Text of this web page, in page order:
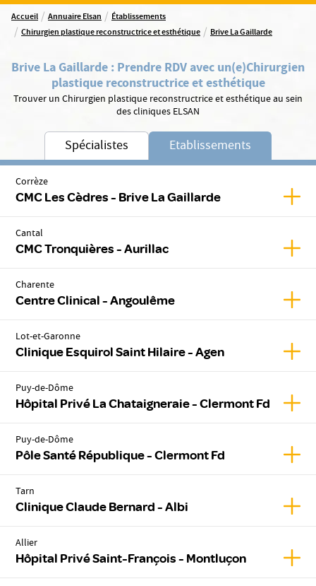
Accueil / Annuaire Elsan / Établissements
/ Chirurgien plastique reconstructrice et esthétique / Brive La Gaillarde
Brive La Gaillarde : Prendre RDV avec un(e)Chirurgien
plastique reconstructrice et esthétique
Trouver un Chirurgien plastique reconstructrice et esthétique au sein
des cliniques ELSAN
Spécialistes Etablissements
Corrèze
CMC Les Cèdres - Brive La Gaillarde
Cantal
CMC Tronquières - Aurillac
Charente
Centre Clinical - Angoulême
Lot-et-Garonne
Clinique Esquirol Saint Hilaire - Agen
Puy-de-Dôme
Hôpital Privé La Chataigneraie - Clermont Fd
Puy-de-Dôme
Pôle Santé République - Clermont Fd
Tarn
Clinique Claude Bernard - Albi
Allier
Hôpital Privé Saint-François - Montluçon